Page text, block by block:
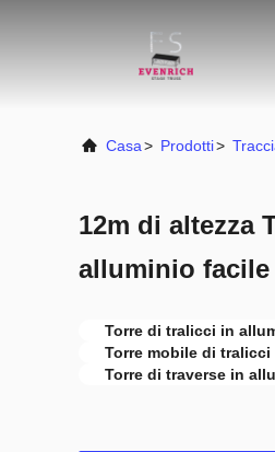
Casa> Prodotti>
12m di altezza
alluminio facile
Torre di tralicci in
Torre mobile di
Torre di traverse in